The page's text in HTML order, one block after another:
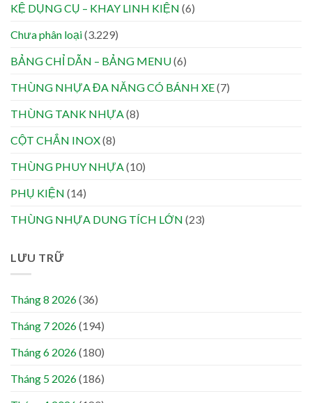
KỆ DỤNG CỤ – KHAY LINH KIỆN (6)
Chưa phân loại(3.229)
BẢNG CHỈ DẪN – BẢNG MENU(6)
THÙNG NHỰA ĐA NĂNG CÓ BÁNH XE(7)
THÙNG TANK NHỰA(8)
CỘT CHẮN INOX(8)
THÙNG PHUY NHỰA(10)
PHỤ KIỆN (14)
THÙNG NHỰA DUNG TÍCH LỚN (23)
LƯU TRỮ
Tháng 8 2026(36)
Tháng 7 2026(194)
Tháng 6 2026(180)
Tháng 5 2026(186)